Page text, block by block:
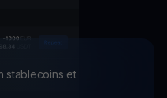
stablecoins et